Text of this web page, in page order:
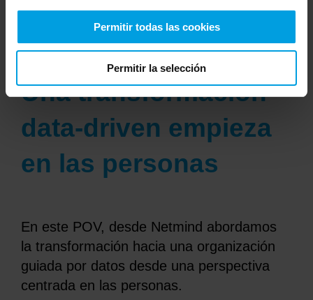
Permitir todas las cookies
Permitir la selección
outputs y convertir la información
generada en decisiones accionables.
Una transformación
data-driven empieza
en las personas
En este POV, desde Netmind abordamos
la transformación hacia una organización
guiada por datos desde una perspectiva
centrada en las personas.